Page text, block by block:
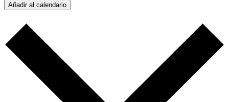
Añadir al calendario